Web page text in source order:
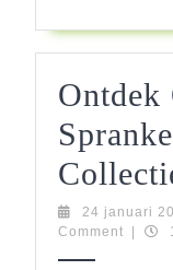
Ontdek
24 januari
Comment
|